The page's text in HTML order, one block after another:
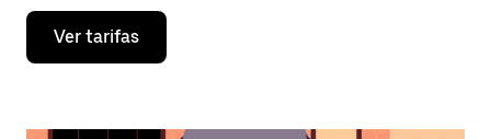
Presiona
flecha
Ver tarifas